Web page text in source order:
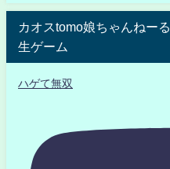
カオスtomo娘ちゃんねー
生ゲーム
ハゲて無双